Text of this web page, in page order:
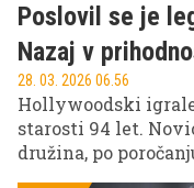
Poslovil se je
Nazaj v
28. 03. 2026 06.56
Hollywoodski
starosti 94 let.
družina, po